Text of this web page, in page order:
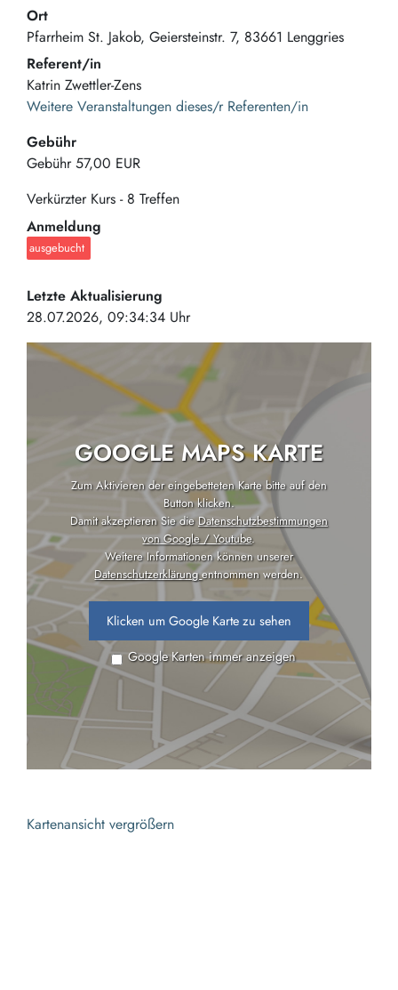
Ort
Pfarrheim St. Jakob Geiersteinstr. 7 83661 Lenggries
Referent/in
Katrin Zwettler-Zens
Weitere Veranstaltungen dieses/r Referenten/in
Gebühr
Gebühr 57,00 EUR
Verkürzter Kurs - 8 Treffen
Anmeldung
ausgebucht
Letzte Aktualisierung
28.07.2026, 09:34:34 Uhr
GOOGLE MAPS KARTE
Zum Aktivieren der eingebetteten Karte bitte auf den
Button klicken.
Damit akzeptieren Sie dieDatenschutzbestimmungen
von Google / Youtube.
Weitere Informationen können unserer
Datenschutzerklärungentnommen werden.
Klicken um Google Karte zu sehen
Google Karten immer anzeigen
Kartenansicht vergrößern